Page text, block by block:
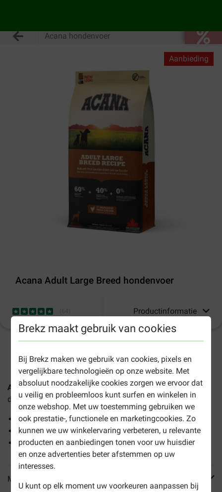
Brekz maakt gebruik van cookies
Bij Brekz maken we gebruik van cookies, pixels en
vergelijkbare technologieën op onze website. Met
absoluut noodzakelijke cookies zorgen we ervoor dat
u veilig en probleemloos kunt surfen en winkelen in
onze webshop. Met uw toestemming gebruiken we
ook prestatie-, functionele en marketingcookies. Zo
kunnen we uw winkelervaring verbeteren, u relevante
producten en aanbiedingen tonen voor uw huisdier
en onze advertenties beter afstemmen op uw
interesses.
U kunt op elk moment uw voorkeuren aanpassen bij
Acana hondenvoer
Aanbieding
Acana Adult Large Breed hondenvoer
Productinformatie
Acana Adult Large Breed hondenvoeris compleet
droogvoer voor volwassen honden van grote rassen.
Helpt de gewrichten te ondersteunen
Bevordert een optimaal gezond gewicht
Vol vitaminen en mineralen
Meer informatie